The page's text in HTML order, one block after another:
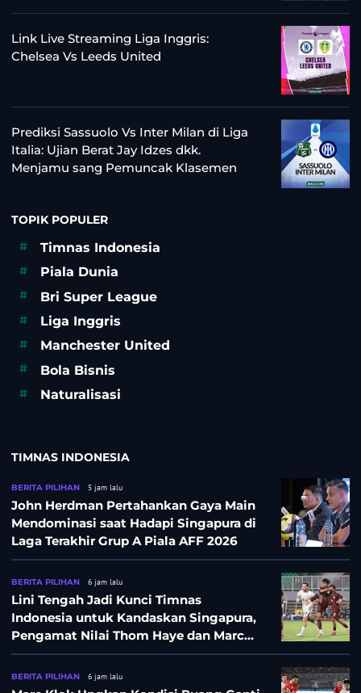
Link Live Streaming Liga Inggris:
Chelsea Vs Leeds United
Prediksi Sassuolo Vs Inter Milan di Liga
Italia: Ujian Berat Jay Idzes dkk.
Menjamu sang Pemuncak Klasemen
TOPIK POPULER
#
Timnas Indonesia
# Piala Dunia
# Bri Super League
# Liga Inggris
# Manchester United
# Bola Bisnis
# Naturalisasi
TIMNAS INDONESIA
BERITA PILIHAN 5 jam lalu
John Herdman Pertahankan Gaya Main
Mendominasi saat Hadapi Singapura di
Laga Terakhir Grup A Piala AFF 2026
BERITA PILIHAN 6 jam lalu
Lini Tengah Jadi Kunci Timnas
Indonesia untuk Kandaskan Singapura,
Pengamat Nilai Thom Haye dan Marc
Klok Sebaiknya Tidak Tampil Bareng
BERITA PILIHAN 6 jam lalu